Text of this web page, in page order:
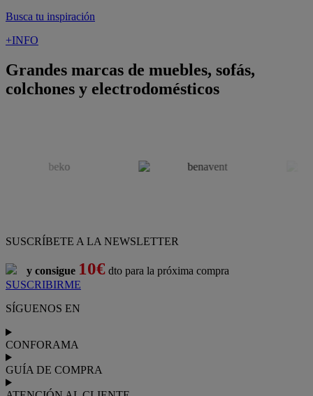
Busca tu inspiración
+INFO
Grandes marcas de muebles, sofás,
colchones y electrodomésticos
SUSCRÍBETE A LA NEWSLETTER
y consigue 10€ dto para la próxima compra
SUSCRIBIRME
SÍGUENOS EN
CONFORAMA
GUÍA DE COMPRA